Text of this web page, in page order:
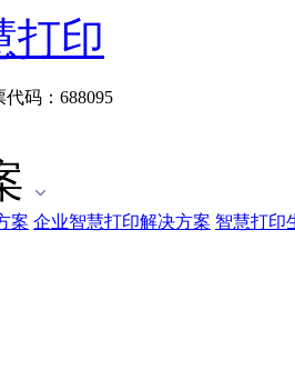
打印
代码：688095
案 企业智慧打印解决方案 智慧打印